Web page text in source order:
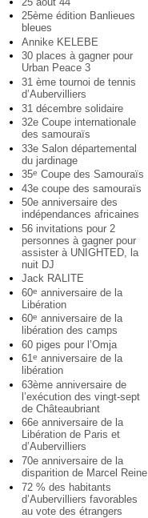
25ème édition Banlieues
bleues
Annike KELEBE
30 places à gagner pour
Urban Peace 3
31 ème tournoi de tennis
d’Aubervilliers
31 décembre solidaire
32e Coupe internationale
des samouraïs
33e Salon départemental
du jardinage
35e Coupe des Samouraïs
43e coupe des samouraïs
50e anniversaire des
indépendances africaines
56 invitations pour 2
personnes à gagner pour
assister à UNIGHTED, la
nuit DJ
Jack RALITE
60e anniversaire de la
Libération
60e anniversaire de la
libération des camps
60 piges pour l’Omja
61e anniversaire de la
libération
63ème anniversaire de
l’exécution des vingt-sept
de Châteaubriant
66e anniversaire de la
Libération de Paris et
d’Aubervilliers
70e anniversaire de la
disparition de Marcel Reine
72 % des habitants
d’Aubervilliers favorables
au vote des étrangers